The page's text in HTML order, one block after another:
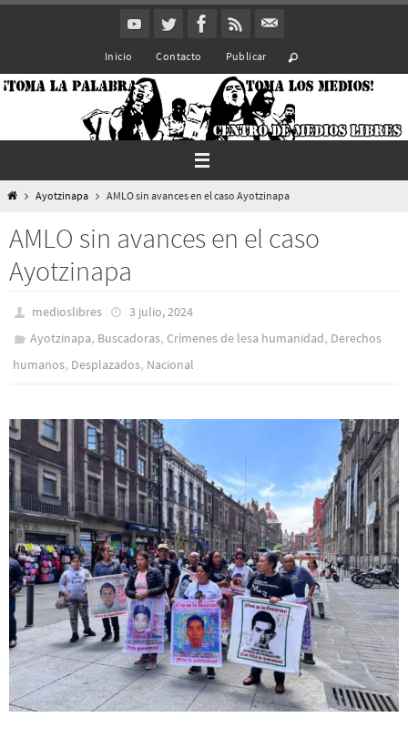
Inicio Contacto Publicar
InicioAyotzinapa AMLO sin avances en el caso Ayotzinapa
AMLO sin avances en el caso
Ayotzinapa
medioslibres
3 julio, 2024
Ayotzinapa, Buscadoras,Crímenes de lesa humanidad, Derechos
humanos, Desplazados, Nacional